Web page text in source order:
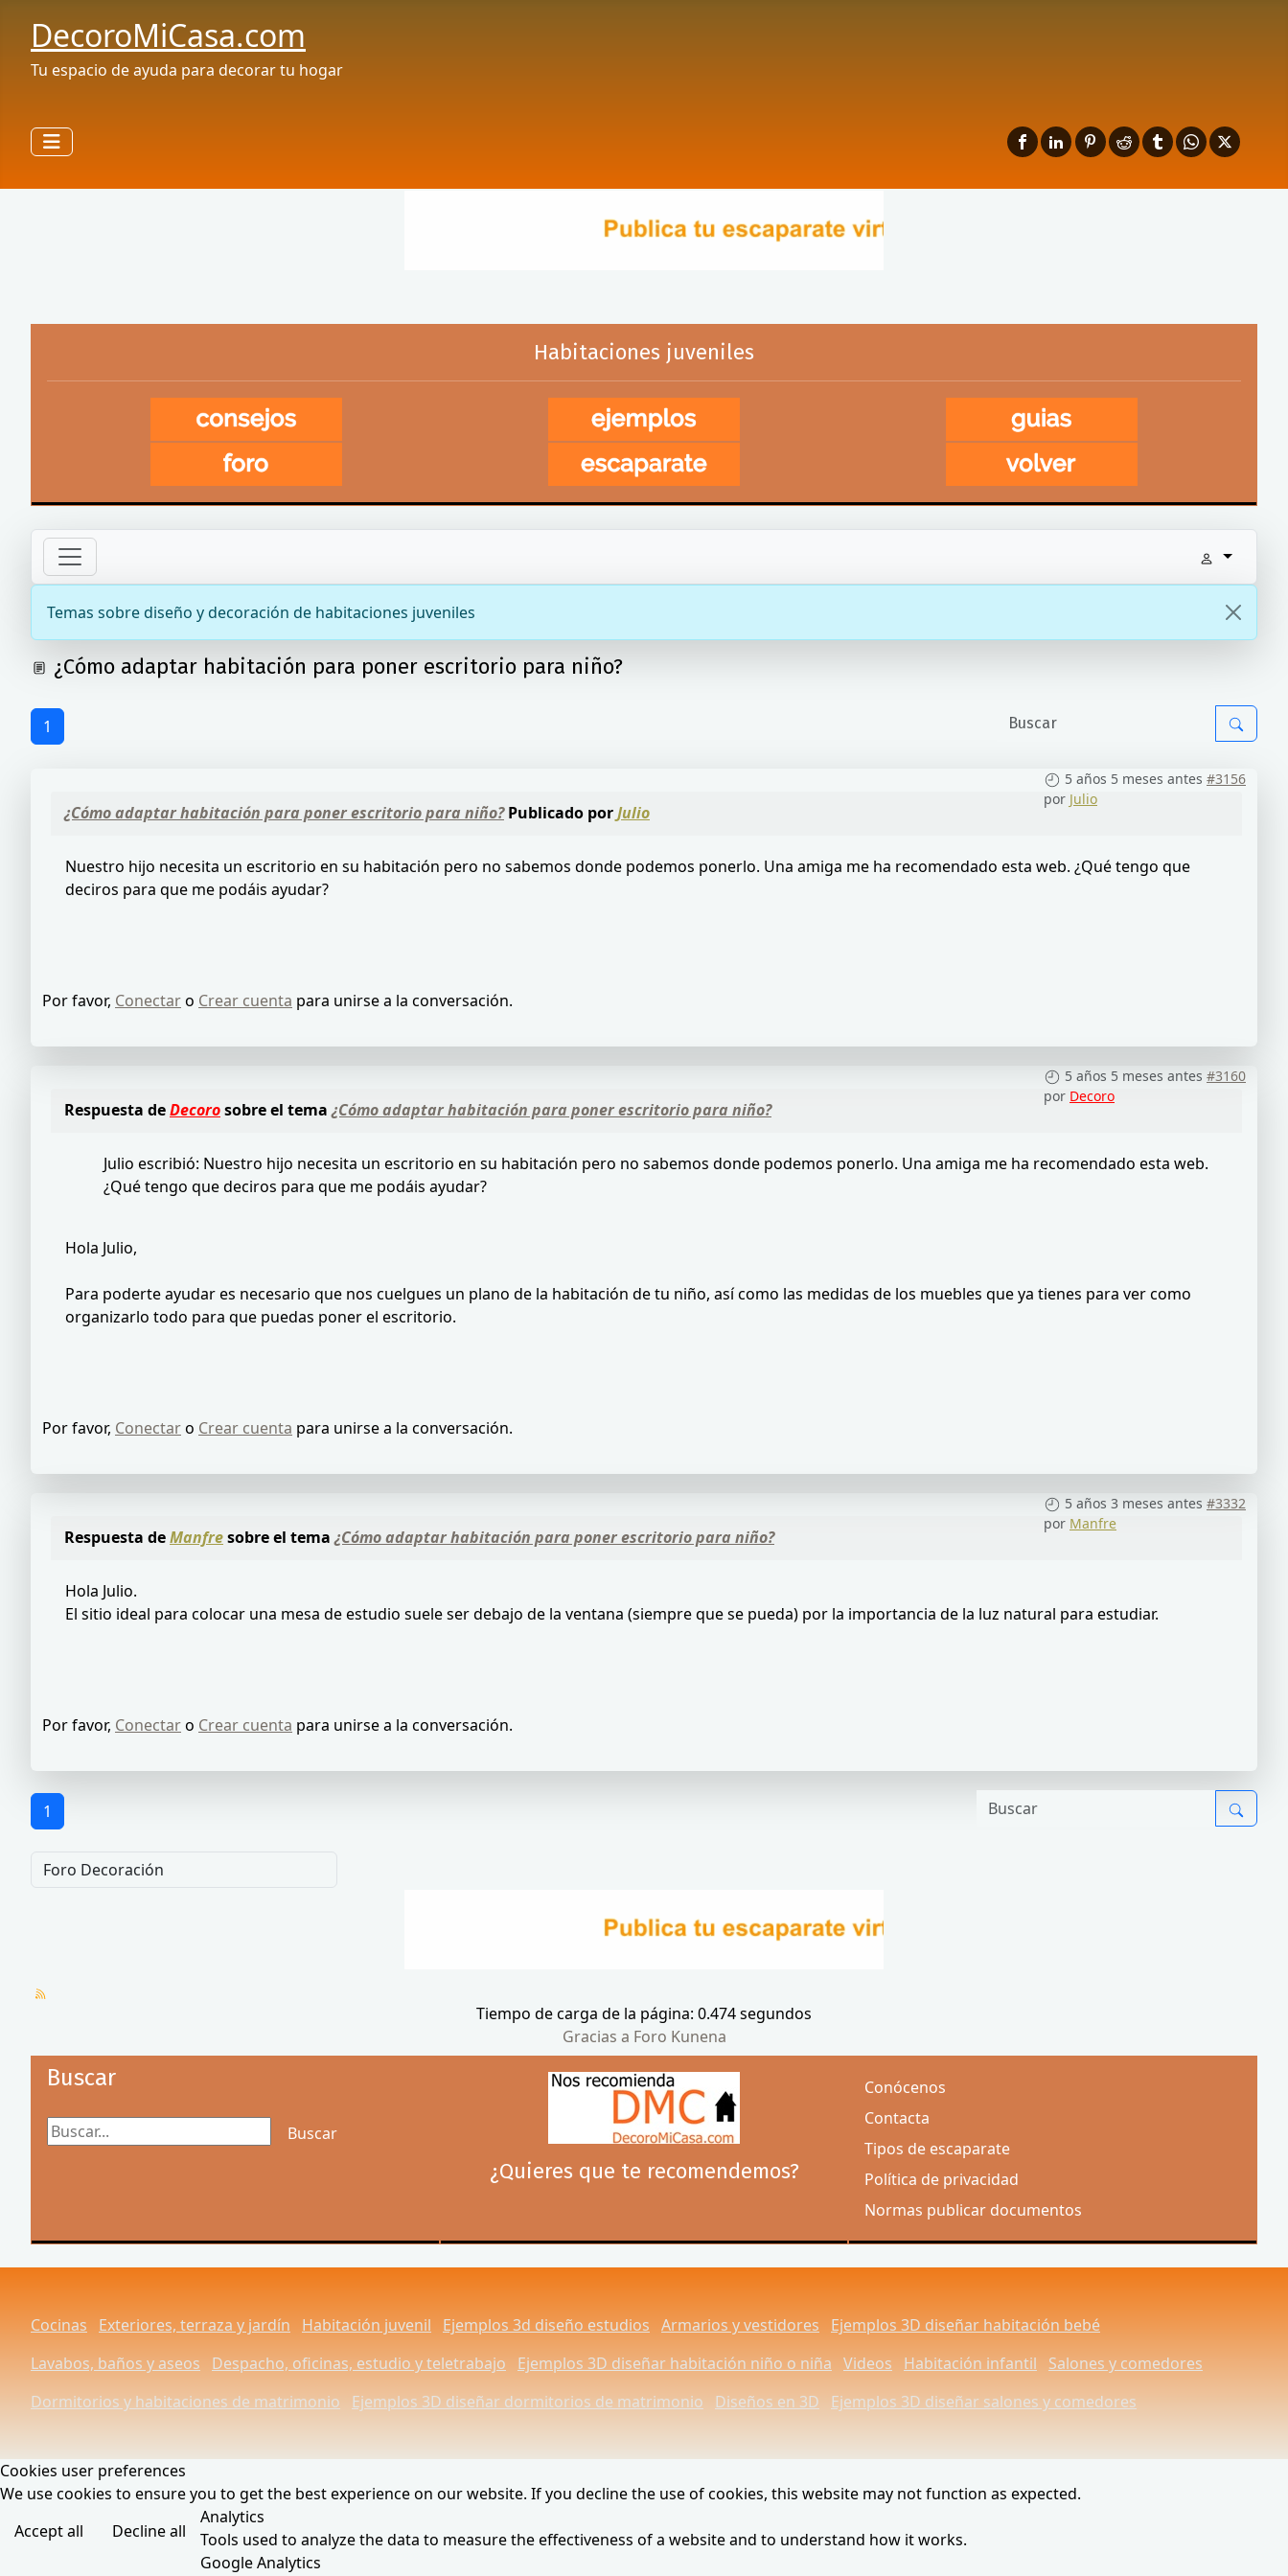
DecoroMiCasa.com
Tu espacio de ayuda para decorar tu hogar
Habitaciones juveniles
Temas sobre diseño y decoración de habitaciones juveniles
¿Cómo adaptar habitación para poner escritorio para niño?
1
5 años 5 meses antes #3156
por Julio
¿Cómo adaptar habitación para poner escritorio para niño?Publicado porJulio
Nuestro hijo necesita un escritorio en su habitación pero no sabemos donde podemos ponerlo. Una amiga me ha recomendado esta web. ¿Qué tengo que
deciros para que me podáis ayudar?
Por favor, Conectaro Crear cuenta para unirse a la conversación.
5 años 5 meses antes #3160
por Decoro
Respuesta deDecorosobre el tema¿Cómo adaptar habitación para poner escritorio para niño?
Julio escribió: Nuestro hijo necesita un escritorio en su habitación pero no sabemos donde podemos ponerlo. Una amiga me ha recomendado esta web.
¿Qué tengo que deciros para que me podáis ayudar?
Hola Julio,
Para poderte ayudar es necesario que nos cuelgues un plano de la habitación de tu niño, así como las medidas de los muebles que ya tienes para ver como
organizarlo todo para que puedas poner el escritorio.
Por favor, Conectaro Crear cuenta para unirse a la conversación.
5 años 3 meses antes #3332
por Manfre
Respuesta deManfresobre el tema¿Cómo adaptar habitación para poner escritorio para niño?
Hola Julio.
El sitio ideal para colocar una mesa de estudio suele ser debajo de la ventana (siempre que se pueda) por la importancia de la luz natural para estudiar.
Por favor, Conectaro Crear cuenta para unirse a la conversación.
1
Tiempo de carga de la página: 0.474 segundos
Gracias a Foro Kunena
Buscar
Buscar... Buscar
¿Quieres que te recomendemos?
Conócenos
Contacta
Tipos de escaparate
Política de privacidad
Normas publicar documentos
Cocinas Exteriores, terraza y jardín Habitación juvenil Ejemplos 3d diseño estudios Armarios y vestidores
Ejemplos 3D diseñar habitación bebé
Lavabos, baños y aseos
Despacho, oficinas, estudio y teletrabajo Ejemplos 3D diseñar habitación niño o niña Videos Habitación infantil Salones y comedores
Dormitorios y habitaciones de matrimonio
Ejemplos 3D diseñar dormitorios de matrimonio Diseños en 3D Ejemplos 3D diseñar salones y comedores
Cookies user preferences
We use cookies to ensure you to get the best experience on our website. If you decline the use of cookies, this website may not function as expected.
Accept all
Decline all
Analytics
Tools used to analyze the data to measure the effectiveness of a website and to understand how it works.
Google Analytics